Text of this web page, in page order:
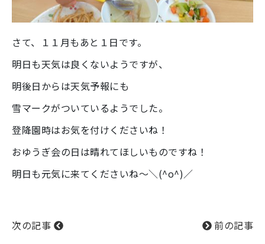
さて、１１月もあと１日です。
明日も天気は良くないようですが、
明後日からは天気予報にも
雪マークがついているようでした。
登降園時はお気を付けくださいね！
おゆうぎ会の日は晴れてほしいものですね！
明日も元気に来てくださいね～＼(^o^)／
次の記事 前の記事